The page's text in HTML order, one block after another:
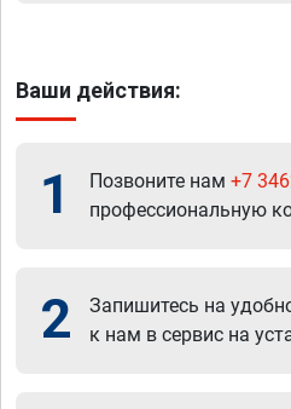
Ваши действия:
1 Позвоните нам +7
профессиональную
2
Запишитесь на
к нам в сервис на